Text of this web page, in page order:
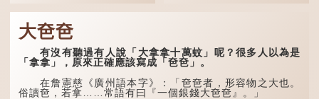
「不見棺材不落淚」的
原句，有說法是「不見棺材
不下淚」或「不見親棺不下
淚」，出自明朝蘭陵笑笑生
所著的《金瓶梅詞話》第九
十八回。原意是指人未親眼
感到悲傷；後來引申為比喻
人執迷不悟，不到徹底失
大夿夿
有沒有聽過有人說「大拿拿十萬蚊」呢？很多人以為是
「拿拿」，原來正確應該寫成「夿夿」。
在詹憲慈《廣州語本字》：「夿夿者，形容物之大也。
俗讀夿，若拿……常語有曰『一個銀錢大夿夿』。」